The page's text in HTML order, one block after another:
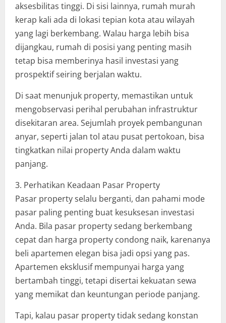
aksesbilitas tinggi. Di sisi lainnya, rumah murah
kerap kali ada di lokasi tepian kota atau wilayah
yang lagi berkembang. Walau harga lebih bisa
dijangkau, rumah di posisi yang penting masih
tetap bisa memberinya hasil investasi yang
prospektif seiring berjalan waktu.
Di saat menunjuk property, memastikan untuk
mengobservasi perihal perubahan infrastruktur
disekitaran area. Sejumlah proyek pembangunan
anyar, seperti jalan tol atau pusat pertokoan, bisa
tingkatkan nilai property Anda dalam waktu
panjang.
3. Perhatikan Keadaan Pasar Property
Pasar property selalu berganti, dan pahami mode
pasar paling penting buat kesuksesan investasi
Anda. Bila pasar property sedang berkembang
cepat dan harga property condong naik, karenanya
beli apartemen elegan bisa jadi opsi yang pas.
Apartemen eksklusif mempunyai harga yang
bertambah tinggi, tetapi disertai kekuatan sewa
yang memikat dan keuntungan periode panjang.
Tapi, kalau pasar property tidak sedang konstan